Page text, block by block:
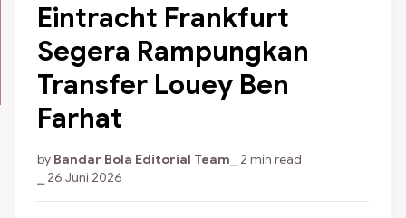
Eintracht Frankfurt
Segera Rampungkan
Transfer Louey Ben
Farhat
by Bandar Bola Editorial Team ⎯ 2 min read
⎯ 26 Juni 2026